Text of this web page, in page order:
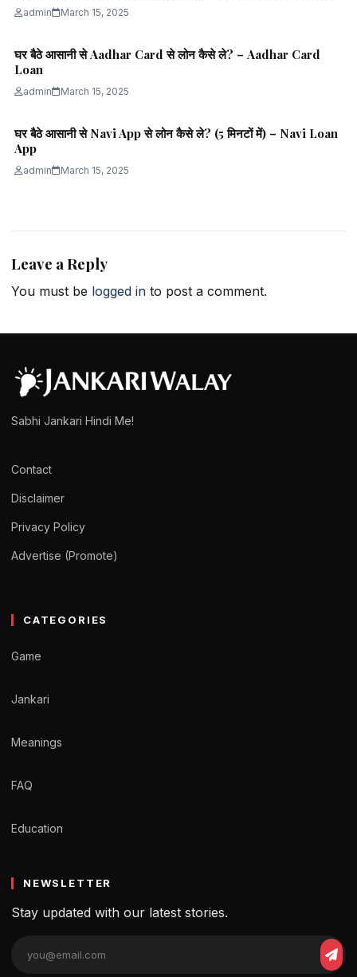
admin March 15, 2025
घर बैठे आसानी से Aadhar Card से लोन कैसे ले? – Aadhar Card
Loan
admin March 15, 2025
घर बैठे आसानी से Navi App से लोन कैसे ले? (5 मिनटों में) – Navi Loan
App
admin March 15, 2025
Leave a Reply
You must be logged in to post a comment.
Sabhi Jankari Hindi Me!
Contact
Disclaimer
Privacy Policy
Advertise (Promote)
CATEGORIES
Game
Jankari
Meanings
FAQ
Education
NEWSLETTER
Stay updated with our latest stories.